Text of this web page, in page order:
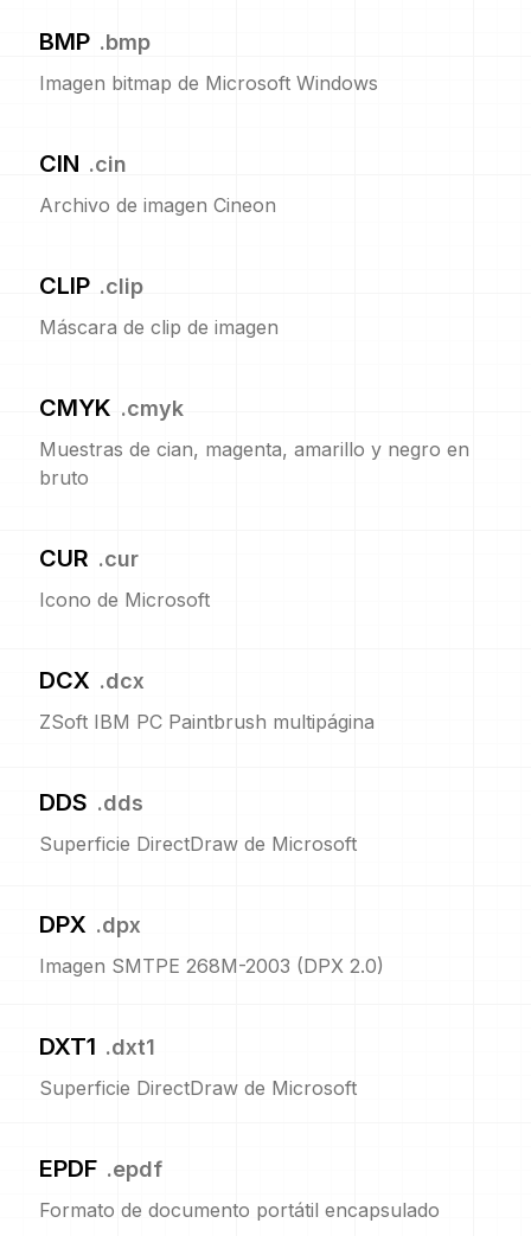
BMP .bmp
Imagen bitmap de Microsoft Windows
CIN .cin
Archivo de imagen Cineon
CLIP .clip
Máscara de clip de imagen
CMYK .cmyk
Muestras de cian, magenta, amarillo y negro en
bruto
CUR .cur
Icono de Microsoft
DCX .dcx
ZSoft IBM PC Paintbrush multipágina
DDS .dds
Superficie DirectDraw de Microsoft
DPX .dpx
Imagen SMTPE 268M-2003 (DPX 2.0)
DXT1 .dxt1
Superficie DirectDraw de Microsoft
EPDF .epdf
Formato de documento portátil encapsulado